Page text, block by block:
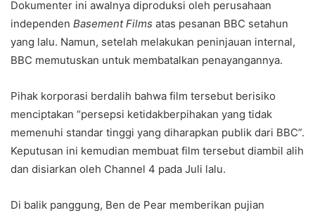
Dokumenter ini awalnya diproduksi oleh perusahaan
independen Basement Films atas pesanan BBC setahun
yang lalu. Namun, setelah melakukan peninjauan internal,
BBC memutuskan untuk membatalkan penayangannya.
Pihak korporasi berdalih bahwa film tersebut berisiko
menciptakan “persepsi ketidakberpihakan yang tidak
memenuhi standar tinggi yang diharapkan publik dari BBC”.
Keputusan ini kemudian membuat film tersebut diambil alih
dan disiarkan oleh Channel 4 pada Juli lalu.
Di balik panggung, Ben de Pear memberikan pujian